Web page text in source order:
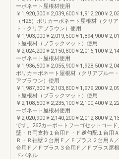
ーボネート屋根材使用
￥1,920,300￥2,039,600￥1,912,200￥
（H25）ポリカーボネート屋根材（クリ
ト・クリアブラウン）使用
￥1,903,000￥2,019,500￥1,894,900￥
ト屋根材（ブラックマット）使用
￥2,024,200￥2,150,800￥2,016,100￥
ーボネート屋根材使用
￥1,936,600￥2,055,900￥1,928,500￥
ポリカーボネート屋根材（クリアブルー
アブラウン）使用
￥1,987,300￥2,103,800￥1,979,200￥
ト屋根材（ブラックマット）使用
￥2,108,500￥2,235,100￥2,100,400￥
ーボネート屋根材使用
￥2,020,900￥2,140,200￥2,012,800￥
です。262カーポートフーゴセットコー
壁・Ｒ両支持１台用Ｆ・Ｆ逆勾配１台用
Ｒ・Ｒ袖壁２台用Ｆ／Ｆプラス２台用Ａ
台用Ｆ／Ｆプラス３台用Ｆ／Ｆプラス屋
ドパネル